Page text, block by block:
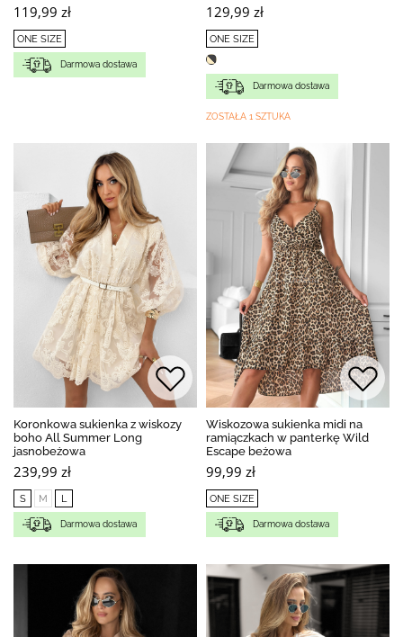
119,99 zł
ONE SIZE
Darmowa dostawa
129,99 zł
ONE SIZE
Darmowa dostawa
ZOSTAŁA 1 SZTUKA
Koronkowa sukienka z wiskozy
boho All Summer Long
jasnobeżowa
239,99 zł
S M L
Darmowa dostawa
Wiskozowa sukienka midi na
ramiączkach w panterkę Wild
Escape beżowa
99,99 zł
ONE SIZE
Darmowa dostawa